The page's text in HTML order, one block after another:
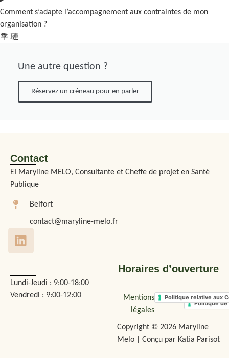
Comment s’adapte l’accompagnement aux contraintes de mon
organisation ?
Une autre question ?
Réservez un créneau pour en parler
Contact
EI Maryline MELO, Consultante et Cheffe de projet en Santé
Publique
Belfort
contact@maryline-melo.fr
Horaires d’ouverture
Lundi-Jeudi : 9:00-18:00
Vendredi : 9:00-12:00
Copyright © 2026 Maryline
Melo | Conçu par Katia Parisot
Mentions
légales
Politique
Politique relative aux